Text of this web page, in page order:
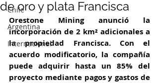
Chile
Argentina
Internacional
de oro y plata Francisca
Orestone Mining anunció la
incorporación de 2 km² adicionales a
la propiedad Francisca. Con el
acuerdo modificatorio, la compañía
puede adquirir hasta un 85% del
proyecto mediante pagos y gastos de